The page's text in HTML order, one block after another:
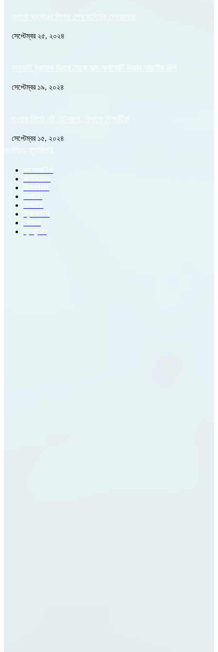
এখনো ষড়যন্ত্রে লিপ্ত শেখ হাসিনার প্রেতাত্মারা
সেপ্টেম্বর ২৫, ২০২৪
বালুভর্তি ট্রাকের ভিতর থেকে জব্দ অর্ধকোটি টাকার ভারতীয় চিনি
সেপ্টেম্বর ১৯, ২০২৪
বন্যায় ভিজে নষ্ট বই-খাতা, বিপাকে শিক্ষার্থীরা
সেপ্টেম্বর ১৫, ২০২৪
জনপ্রিয় ক্যাটাগরি
সব খবর 618
জাতীয় 285
বিদেশ
102
খেলা86
শিক্ষা77
ক্রিকেট 70
দেশ 69
স্বাস্থ্য 50